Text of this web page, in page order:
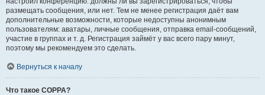
размещать сообщения, или нет. Тем не менее регистрация даёт вам
дополнительные возможности, которые недоступны анонимным
пользователям: аватары, личные сообщения, отправка email-сообщений,
участие в группах и т. д. Регистрация займёт у вас всего пару минут,
поэтому мы рекомендуем это сделать.
Вернуться к началу
Что такое COPPA?